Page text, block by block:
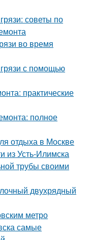
советы по
во время
с помощью
практические
полное
отдыха в Москве
из Усть-Илимска
трубы своими
двухрядный
метро
самые